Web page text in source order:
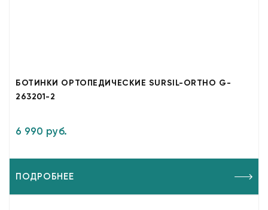
БОТИНКИ ОРТОПЕДИЧЕСКИЕ SURSIL-ORTHO G-
263201-2
6 990 руб.
ПОДРОБНЕЕ